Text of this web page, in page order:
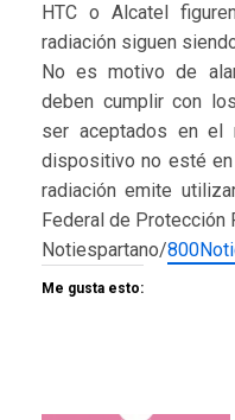
HTC o Alcatel
radiación siguen
No es motivo de
deben cumplir con
ser aceptados en el
dispositivo no esté
radiación emite
Federal de Protección
Notiespartano/
Me gusta esto: